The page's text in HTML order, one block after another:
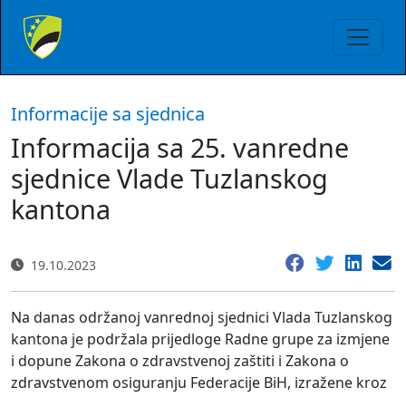
Informacije sa sjednica
Informacija sa 25. vanredne
sjednice Vlade Tuzlanskog
kantona
19.10.2023
Na danas održanoj vanrednoj sjednici Vlada Tuzlanskog
kantona je podržala prijedloge Radne grupe za izmjene
i dopune Zakona o zdravstvenoj zaštiti i Zakona o
zdravstvenom osiguranju Federacije BiH, izražene kroz